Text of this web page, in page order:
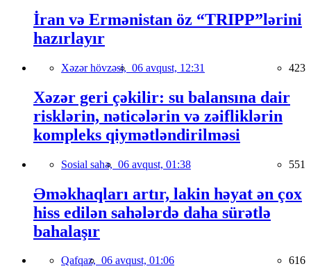
İran və Ermənistan öz “TRIPP”lərini
hazırlayır
Xəzər hövzəsi, 06 avqust, 12:31 423
Xəzər geri çəkilir: su balansına dair
risklərin, nəticələrin və zəifliklərin
kompleks qiymətləndirilməsi
Sosial sahə, 06 avqust, 01:38 551
Əməkhaqları artır, lakin həyat ən çox
hiss edilən sahələrdə daha sürətlə
bahalaşır
Qafqaz, 06 avqust, 01:06 616